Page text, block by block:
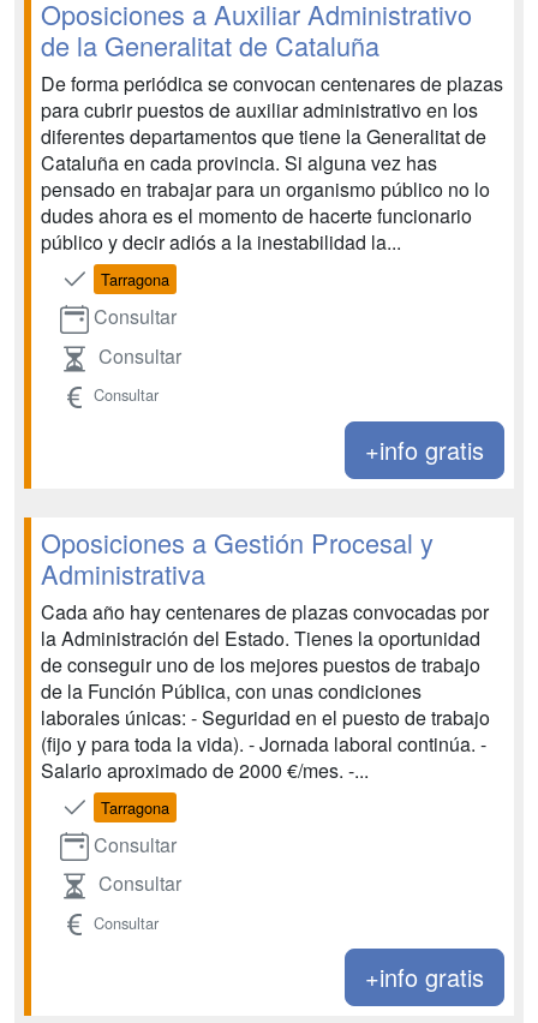
Oposiciones a Auxiliar Administrativo
de la Generalitat de Cataluña
De forma periódica se convocan centenares de plazas
para cubrir puestos de auxiliar administrativo en los
diferentes departamentos que tiene la Generalitat de
Cataluña en cada provincia. Si alguna vez has
pensado en trabajar para un organismo público no lo
dudes ahora es el momento de hacerte funcionario
público y decir adiós a la inestabilidad la...
Tarragona
Consultar
Consultar
Consultar
+info gratis
Oposiciones a Gestión Procesal y
Administrativa
Cada año hay centenares de plazas convocadas por
la Administración del Estado. Tienes la oportunidad
de conseguir uno de los mejores puestos de trabajo
de la Función Pública, con unas condiciones
laborales únicas: - Seguridad en el puesto de trabajo
(fijo y para toda la vida). - Jornada laboral continúa. -
Salario aproximado de 2000 €/mes. -...
Tarragona
Consultar
Consultar
Consultar
+info gratis